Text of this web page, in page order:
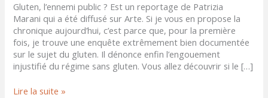
Gluten, l’ennemi public ? Est un reportage de Patrizia
Marani qui a été diffusé sur Arte. Si je vous en propose la
chronique aujourd’hui, c’est parce que, pour la première
fois, je trouve une enquête extrêmement bien documentée
sur le sujet du gluten. Il dénonce enfin l’engouement
injustifié du régime sans gluten. Vous allez découvrir si le […]
Lire la suite »